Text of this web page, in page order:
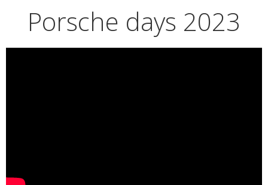
Porsche days 2023